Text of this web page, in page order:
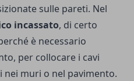
sulle pareti. Nel
incassato, di certo
è necessario
per collocare i cavi
nei muri o nel pavimento.